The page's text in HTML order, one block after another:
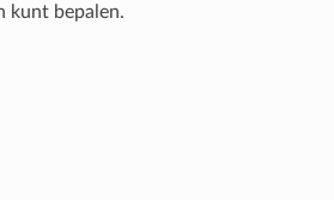
kunt bepalen.